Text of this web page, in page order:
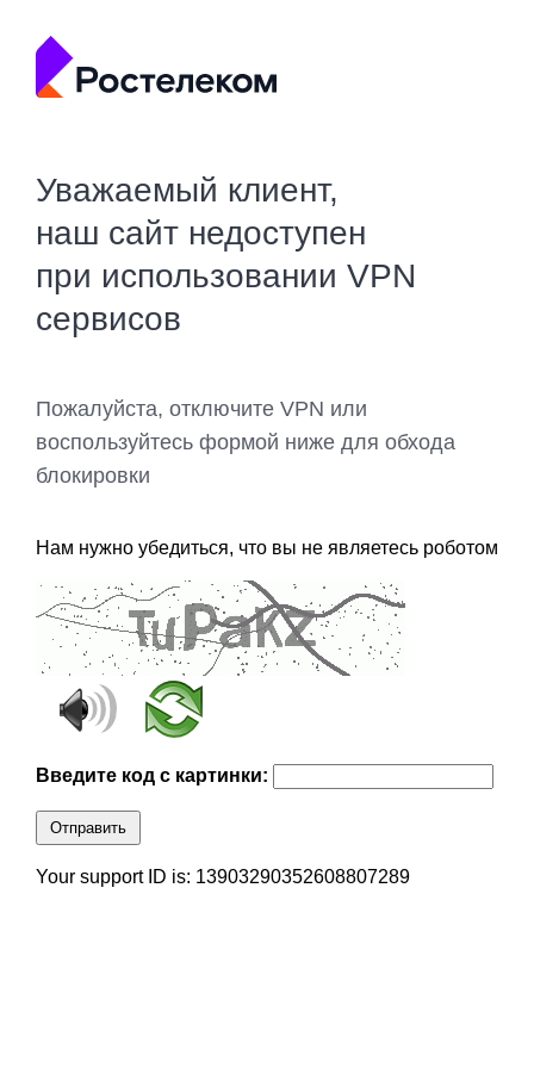
Уважаемый клиент,
наш сайт недоступен
при использовании VPN
сервисов
Пожалуйста, отключите VPN или
воспользуйтесь формой ниже для обхода
блокировки
Нам нужно убедиться, что вы не являетесь роботом
Введите код с картинки:
Отправить
Your support ID is: 13903290352608807289